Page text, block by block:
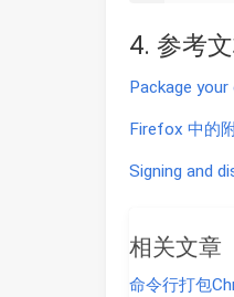
4. 参考
Package
Firefox 中的
Signing and
相关文章
命令行打包